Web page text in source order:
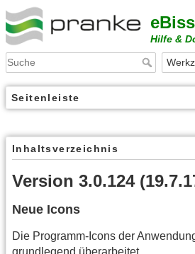
Hilfe &
Seitenleiste
Inhaltsverzeichnis
Version 3.0.124
Neue Icons
Die Programm-Icons der
grundlegend überarbeitet.